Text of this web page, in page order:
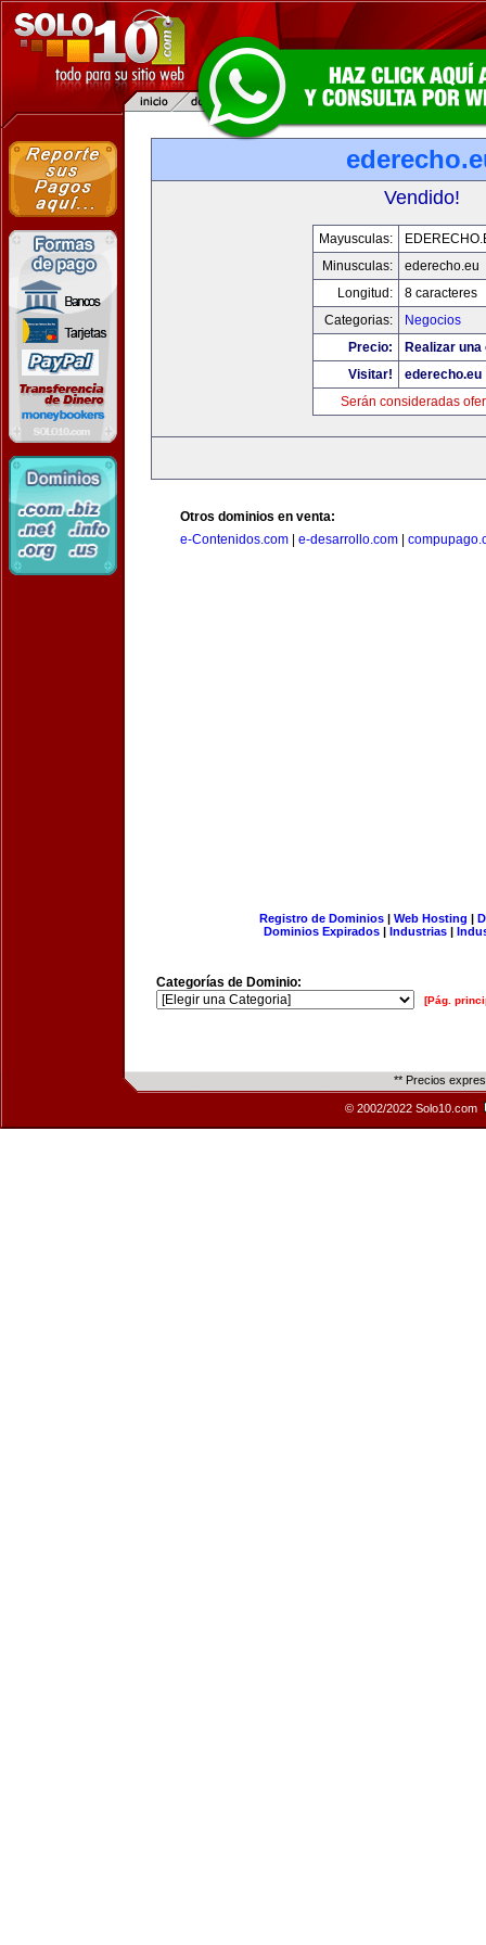
Vendido!
Mayusculas:
Minusculas:
ederecho.eu
Longitud:
8 caracteres
Categorias:
Negocios
Precio:
Realizar
Visitar!
ederecho.eu
Serán consideradas
Otros dominios en venta:
e-Contenidos.com
e-desarrollo.com
Registro de Dominios| Web Hosting |
Dominios Expirados | Industrias |
Categorías de Dominio:
[Pág.
** Precios
© 2002/2022 Solo10.com